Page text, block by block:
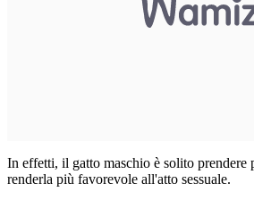
In effetti, il gatto maschio è solito prendere
renderla più favorevole all'atto sessuale.